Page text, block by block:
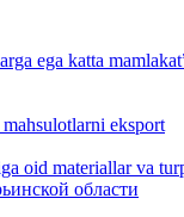
ega katta
eksport
oid materiallar va
области